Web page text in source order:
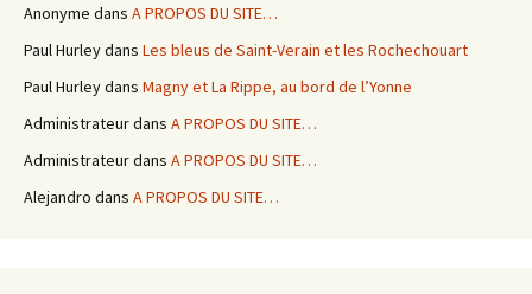
Anonyme dans A PROPOS DU SITE…
Paul Hurleydans Les bleus de Saint-Verain et les Rochechouart
Paul Hurleydans Magny et La Rippe, au bord de l’Yonne
Administrateurdans A PROPOS DU SITE…
Administrateurdans A PROPOS DU SITE…
Alejandro dans A PROPOS DU SITE…